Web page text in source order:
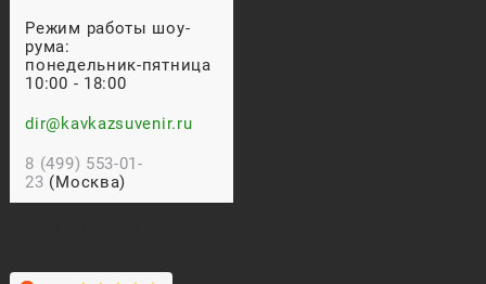
Режим работы шоу-
рума:
понедельник-пятница
10:00 - 18:00
dir@kavkazsuvenir.ru
8 (499) 553-01-
23 (Москва)